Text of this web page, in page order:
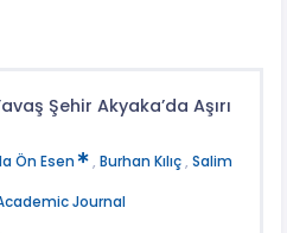
Şehir Akyaka’da Aşırı
Ön Esen , Burhan Kılıç, Salim
Journal